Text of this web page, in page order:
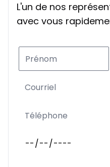
L'un de nos
avec vous